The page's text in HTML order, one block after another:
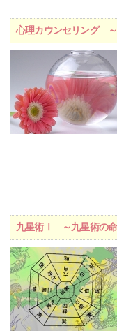
心理カウンセリング ～
九星術Ⅰ ～九星術の命